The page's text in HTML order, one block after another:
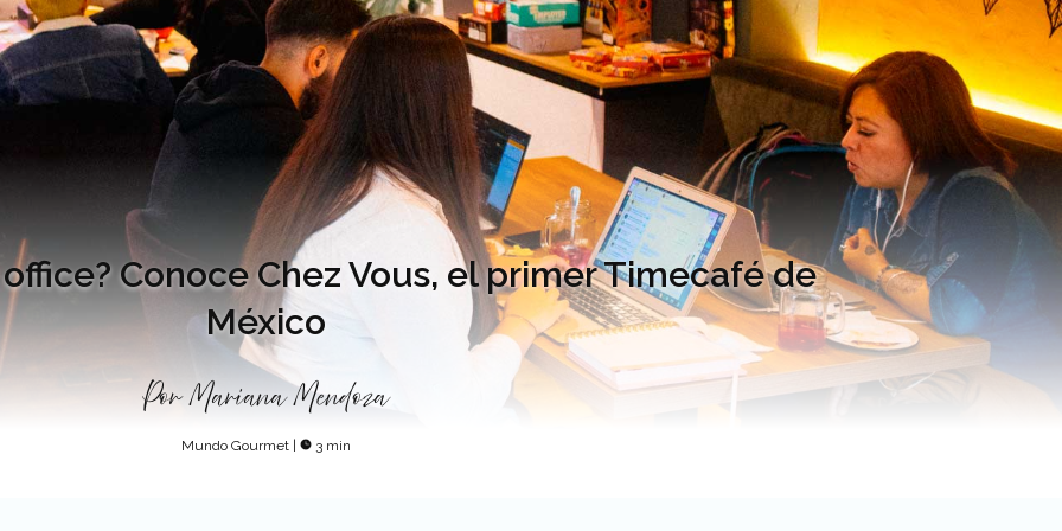
Conoce Chez Vous, el primer Timecafé de
México
Por Mariana Mendoza
Mundo Gourmet 3 min